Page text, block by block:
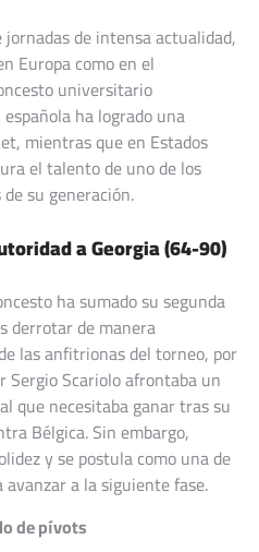
de intensa actualidad,
Europa como en el
universitario
ha logrado una
mientras que en Estados
el talento de uno de los
su generación.
a Georgia (64-90)
ha sumado su segunda
derrotar de manera
las anfitrionas del torneo, por
Sergio Scariolo afrontaba un
que necesitaba ganar tras su
Bélgica. Sin embargo,
y se postula como una de
a la siguiente fase.
de pívots